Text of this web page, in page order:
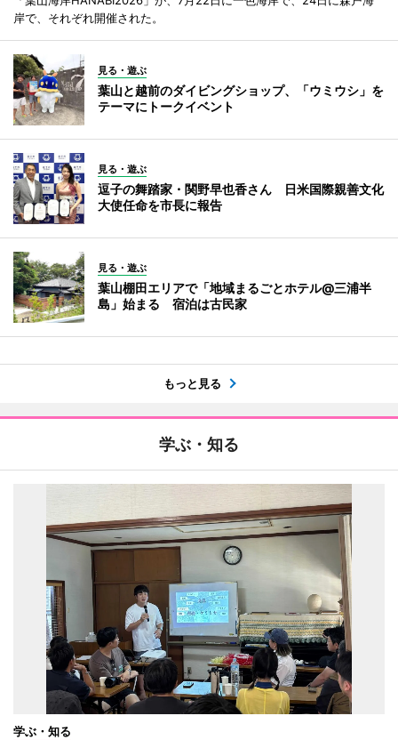
岸で、それぞれ開催された。
見る・遊ぶ
葉山と越前のダイビングショップ、「ウミウシ」を
テーマにトークイベント
見る・遊ぶ
逗子の舞踏家・関野早也香さん 日米国際親善文化
大使任命を市長に報告
見る・遊ぶ
葉山棚田エリアで「地域まるごとホテル@三浦半
島」始まる 宿泊は古民家
もっと見る
学ぶ・知る
学ぶ・知る